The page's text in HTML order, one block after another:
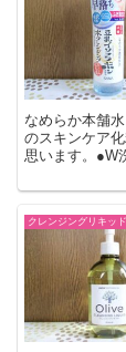
なめらか本舗
のスキンケア
思います。
クレンジングリキッド